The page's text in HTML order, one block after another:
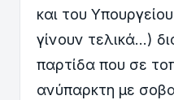
και του
γίνουν τελικά…)
παρτίδα που σε
ανύπαρκτη με